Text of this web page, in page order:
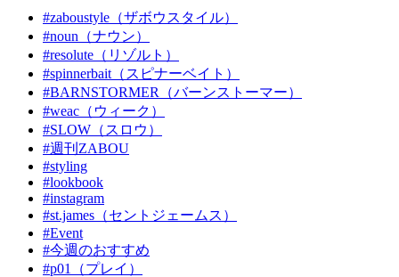
#zaboustyle（ザボウスタイル）
#noun（ナウン）
#resolute（リゾルト）
#spinnerbait（スピナーベイト）
#BARNSTORMER（バーンストーマー）
#weac（ウィーク）
#SLOW（スロウ）
#週刊ZABOU
#styling
#lookbook
#instagram
#st.james（セントジェームス）
#Event
#今週のおすすめ
#p01（プレイ）